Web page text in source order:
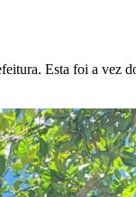
Esta foi a vez